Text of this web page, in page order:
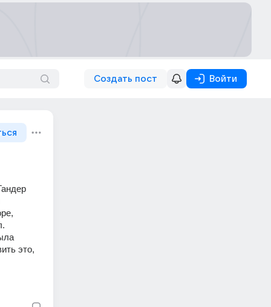
Создать пост Войти
это,